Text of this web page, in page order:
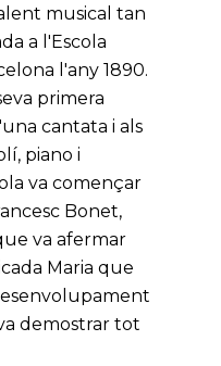
musical tan
a l'Escola
l'any 1890.
primera
cantata i als
piano i
va començar
Bonet,
va afermar
Maria que
demostrar tot